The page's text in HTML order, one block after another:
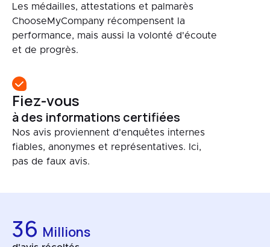
Les médailles, attestations et palmarès
ChooseMyCompany récompensent la
performance, mais aussi la volonté d'écoute
et de progrès.
Fiez-vous
à des informations certifiées
Nos avis proviennent d'enquêtes internes
fiables, anonymes et représentatives. Ici,
pas de faux avis.
36 Millions